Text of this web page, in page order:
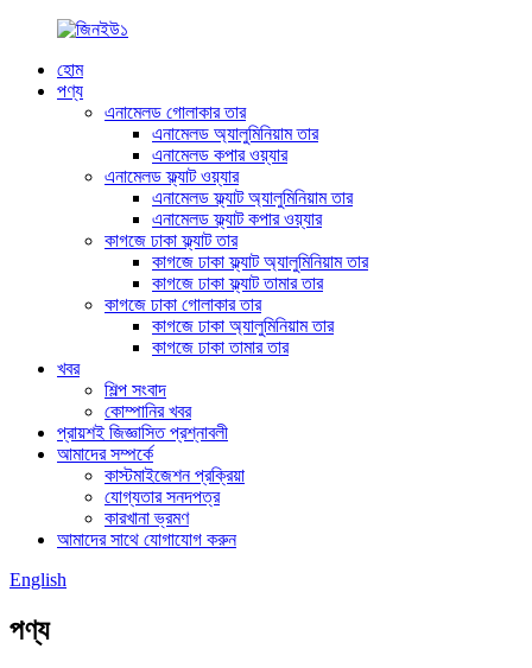
হোম
পণ্য
এনামেলড গোলাকার তার
এনামেলড অ্যালুমিনিয়াম তার
এনামেলড কপার ওয়্যার
এনামেলড ফ্ল্যাট ওয়্যার
এনামেলড ফ্ল্যাট অ্যালুমিনিয়াম তার
এনামেলড ফ্ল্যাট কপার ওয়্যার
কাগজে ঢাকা ফ্ল্যাট তার
কাগজে ঢাকা ফ্ল্যাট অ্যালুমিনিয়াম তার
কাগজে ঢাকা ফ্ল্যাট তামার তার
কাগজে ঢাকা গোলাকার তার
কাগজে ঢাকা অ্যালুমিনিয়াম তার
কাগজে ঢাকা তামার তার
খবর
শিল্প সংবাদ
কোম্পানির খবর
প্রায়শই জিজ্ঞাসিত প্রশ্নাবলী
আমাদের সম্পর্কে
কাস্টমাইজেশন প্রক্রিয়া
যোগ্যতার সনদপত্র
কারখানা ভ্রমণ
আমাদের সাথে যোগাযোগ করুন
English
পণ্য